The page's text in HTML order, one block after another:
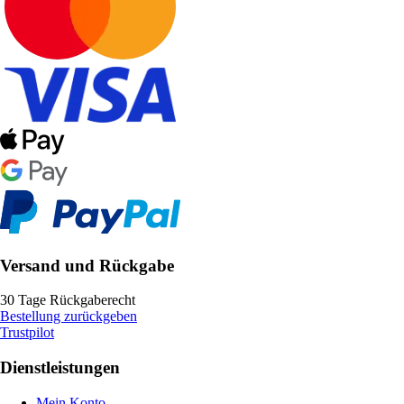
Versand und Rückgabe
30 Tage Rückgaberecht
Bestellung zurückgeben
Trustpilot
Dienstleistungen